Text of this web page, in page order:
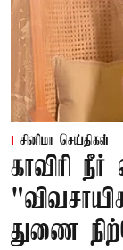
சினிமா செய்திகள்
காவிரி
துணை